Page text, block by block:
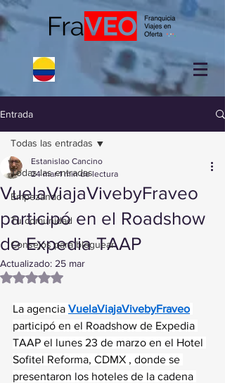
Entrada
Todas las entradas
Empezando
Tu comunidad
Consejos para bloguear
Todas las entradas
VuelaViajaVivebyFraveo
participó en el Roadshow
de Expedia TAAP
Estanislao Cancino
24 mar 1 min de lectura
Actualizado: 25 mar
Obtuvo NaN de 5 estrellas.
La agencia VuelaViajaVivebyFraveo
participó en el Roadshow de Expedia
TAAP el lunes 23 de marzo en el Hotel
Sofitel Reforma, CDMX , donde se
presentaron los hoteles de la cadena